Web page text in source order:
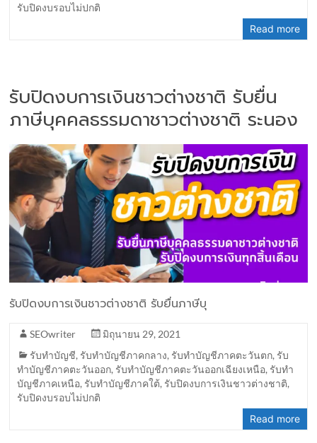
รับปิดงบรอบไม่ปกติ
Read more
รับปิดงบการเงินชาวต่างชาติ รับยื่น
ภาษีบุคคลธรรมดาชาวต่างชาติ ระนอง
รับปิดงบการเงินชาวต่างชาติ รับยื่นภาษีบุ
SEOwriter
มิถุนายน 29, 2021
รับทำบัญชี, รับทำบัญชีภาคกลาง, รับทำบัญชีภาคตะวันตก, รับ
ทำบัญชีภาคตะวันออก, รับทำบัญชีภาคตะวันออกเฉียงเหนือ, รับทำ
บัญชีภาคเหนือ, รับทำบัญชีภาคใต้, รับปิดงบการเงินชาวต่างชาติ,
รับปิดงบรอบไม่ปกติ
Read more